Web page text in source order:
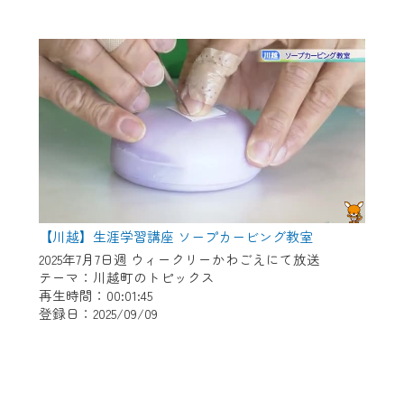
【川越】生涯学習講座 ソープカービング教室
2025年7月7日週 ウィークリーかわごえにて放送
テーマ：川越町のトピックス
再生時間：00:01:45
登録日：2025/09/09